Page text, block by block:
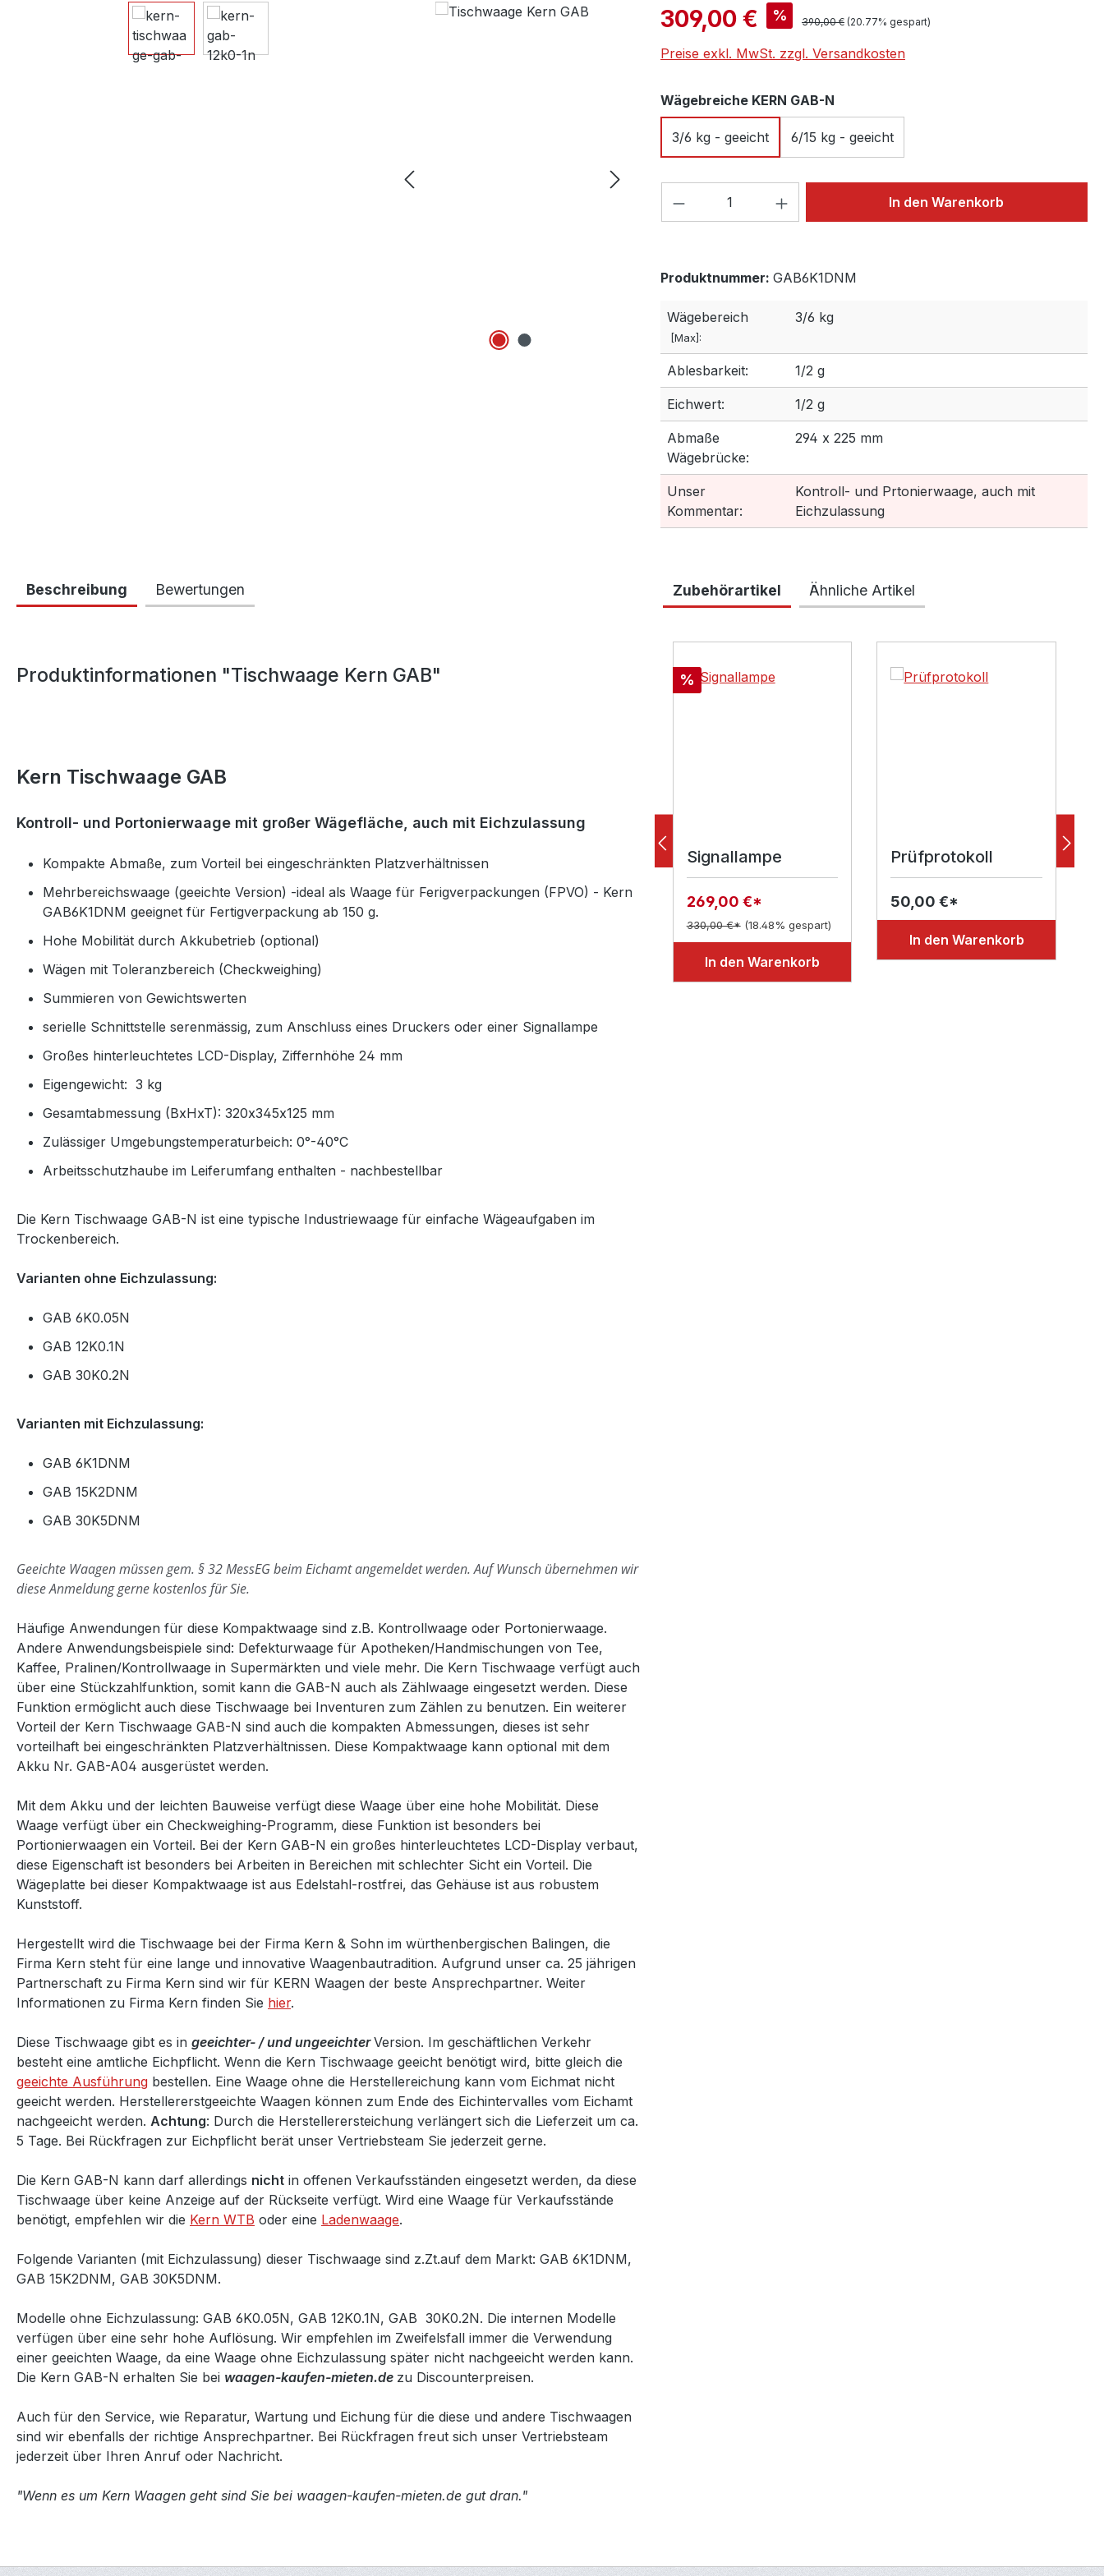
Bildergalerie überspringen Verkaufspreis:
309,00 € % Regulärer Preis:
390,00 € (20.77% gespart)
Preise exkl. MwSt. zzgl. Versandkosten
Wägebreiche KERN GAB-N
3/6 kg - geeicht 6/15 kg - geeicht
Produkt Anzahl: Gib den gewünschten Wert
In den Warenkorb
Produktnummer: GAB6K1DNM
Wägebereich
[Max]:
3/6 kg
Ablesbarkeit: 1/2 g
Eichwert: 1/2 g
Abmaße
Wägebrücke:
294 x 225 mm
Unser
Kommentar:
Kontroll- und Prtonierwaage, auch mit
Eichzulassung
Beschreibung Bewertungen
Produktinformationen "Tischwaage Kern GAB"
Kern Tischwaage GAB
Kontroll- und Portonierwaage mit großer Wägefläche, auch mit Eichzulassung
Kompakte Abmaße, zum Vorteil bei eingeschränkten Platzverhältnissen
Mehrbereichswaage (geeichte Version) -ideal als Waage für Ferigverpackungen (FPVO) - Kern
GAB6K1DNM geeignet für Fertigverpackung ab 150 g.
Hohe Mobilität durch Akkubetrieb (optional)
Wägen mit Toleranzbereich (Checkweighing)
Summieren von Gewichtswerten
serielle Schnittstelle serenmässig, zum Anschluss eines Druckers oder einer Signallampe
Großes hinterleuchtetes LCD-Display, Ziffernhöhe 24 mm
Eigengewicht: 3 kg
Gesamtabmessung (BxHxT): 320x345x125 mm
Zulässiger Umgebungstemperaturbeich: 0°-40°C
Arbeitsschutzhaube im Leiferumfang enthalten - nachbestellbar
Die Kern Tischwaage GAB-N ist eine typische Industriewaage für einfache Wägeaufgaben im
Trockenbereich.
Varianten ohne Eichzulassung:
GAB 6K0.05N
GAB 12K0.1N
GAB 30K0.2N
Varianten mit Eichzulassung:
GAB 6K1DNM
GAB 15K2DNM
GAB 30K5DNM
Geeichte Waagen müssen gem. § 32 MessEG beim Eichamt angemeldet werden.Auf Wunsch übernehmen wir
diese Anmeldung gerne kostenlos für Sie.
Häufige Anwendungen für diese Kompaktwaage sind z.B. Kontrollwaage oder Portonierwaage.
Andere Anwendungsbeispiele sind: Defekturwaage für Apotheken/Handmischungen von Tee,
Kaffee, Pralinen/Kontrollwaage in Supermärkten und viele mehr. Die Kern Tischwaage verfügt auch
über eine Stückzahlfunktion, somit kann die GAB-N auch als Zählwaage eingesetzt werden. Diese
Funktion ermöglicht auch diese Tischwaage bei Inventuren zum Zählen zu benutzen. Ein weiterer
Vorteil der Kern Tischwaage GAB-N sind auch die kompakten Abmessungen, dieses ist sehr
vorteilhaft bei eingeschränkten Platzverhältnissen. Diese Kompaktwaage kann optional mit dem
Akku Nr. GAB-A04 ausgerüstet werden.
Mit dem Akku und der leichten Bauweise verfügt diese Waage über eine hohe Mobilität. Diese
Waage verfügt über ein Checkweighing-Programm, diese Funktion ist besonders bei
Portionierwaagen ein Vorteil. Bei der Kern GAB-N ein großes hinterleuchtetes LCD-Display verbaut,
diese Eigenschaft ist besonders bei Arbeiten in Bereichen mit schlechter Sicht ein Vorteil. Die
Wägeplatte bei dieser Kompaktwaage ist aus Edelstahl-rostfrei, das Gehäuse ist aus robustem
Kunststoff.
Hergestellt wird die Tischwaage bei der Firma Kern & Sohn im würthenbergischen Balingen, die
Firma Kern steht für eine lange und innovative Waagenbautradition. Aufgrund unser ca. 25 jährigen
Partnerschaft zu Firma Kern sind wir für KERN Waagen der beste Ansprechpartner. Weiter
Informationen zu Firma Kern finden Sie hier.
Diese Tischwaage gibt es in geeichter- / und ungeeichter Version. Im geschäftlichen Verkehr
besteht eine amtliche Eichpflicht. Wenn die Kern Tischwaage geeicht benötigt wird, bitte gleich die
geeichte Ausführung bestellen. Eine Waage ohne die Herstellereichung kann vom Eichmat nicht
geeicht werden. Herstellererstgeeichte Waagen können zum Ende des Eichintervalles vom Eichamt
nachgeeicht werden. Achtung: Durch die Herstellerersteichung verlängert sich die Lieferzeit um ca.
5 Tage. Bei Rückfragen zur Eichpflicht berät unser Vertriebsteam Sie jederzeit gerne.
Die Kern GAB-N kann darf allerdings nicht in offenen Verkaufsständen eingesetzt werden, da diese
Tischwaage über keine Anzeige auf der Rückseite verfügt. Wird eine Waage für Verkaufsstände
benötigt, empfehlen wir die Kern WTB oder eine Ladenwaage.
Folgende Varianten (mit Eichzulassung) dieser Tischwaage sind z.Zt.auf dem Markt: GAB 6K1DNM,
GAB 15K2DNM, GAB 30K5DNM.
Modelle ohne Eichzulassung: GAB 6K0.05N, GAB 12K0.1N, GAB 30K0.2N. Die internen Modelle
verfügen über eine sehr hohe Auflösung. Wir empfehlen im Zweifelsfall immer die Verwendung
einer geeichten Waage, da eine Waage ohne Eichzulassung später nicht nachgeeicht werden kann.
Die Kern GAB-N erhalten Sie bei waagen-kaufen-mieten.de zu Discounterpreisen.
Auch für den Service, wie Reparatur, Wartung und Eichung für die diese und andere Tischwaagen
sind wir ebenfalls der richtige Ansprechpartner. Bei Rückfragen freut sich unser Vertriebsteam
jederzeit über Ihren Anruf oder Nachricht.
"Wenn es um Kern Waagen geht sind Sie bei waagen-kaufen-mieten.de gut dran."
Zubehörartikel Ähnliche Artikel
Rabatt
%
Signallampe
269,00 €*
330,00 €* (18.48% gespart)
In den Warenkorb
Prüfprotokoll
50,00 €*
In den Warenkorb